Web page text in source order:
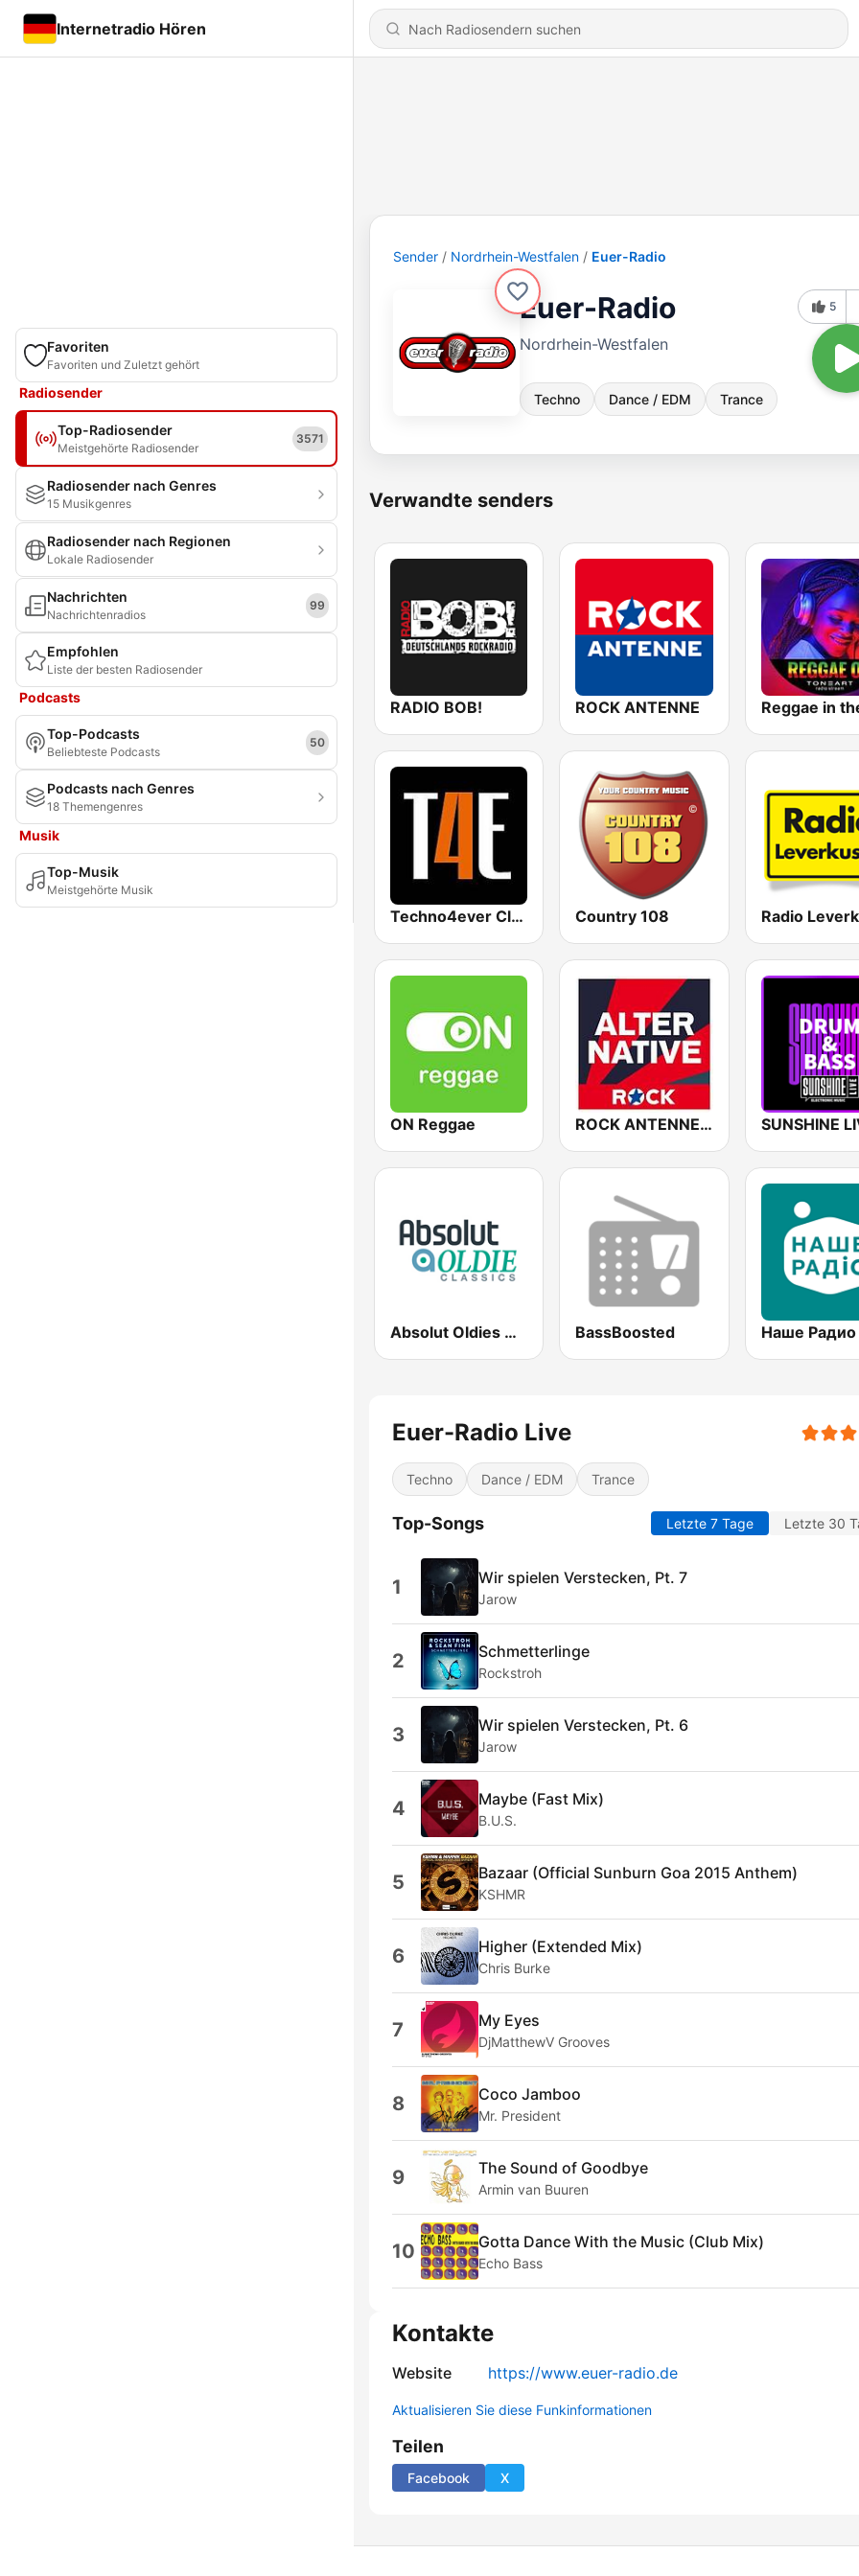
Internetradio Hören
Favoriten
Favoriten und Zuletzt gehört
Radiosender
Top-Radiosender
Meistgehörte Radiosender
3571
Radiosender nach Genres
15 Musikgenres
Radiosender nach Regionen
Lokale Radiosender
Nachrichten
Nachrichtenradios
99
Empfohlen
Liste der besten Radiosender
Podcasts
Top-Podcasts
Beliebteste Podcasts
50
Podcasts nach Genres
18 Themengenres
Musik
Top-Musik
Meistgehörte Musik
Sender Nordrhein-Westfalen Euer-Radio
Euer-Radio
Nordrhein-Westfalen
Techno Dance / EDM Trance
5
Verwandte senders
RADIO BOB! ROCK ANTENNE Reggae in
Techno4ever Club Country 108 Radio
ON Reggae ROCK ANTENNE Alternative
Absolut Oldies Classics BassBoosted
Euer-Radio Live
Techno Dance / EDM Trance
Top-Songs Letzte 7 Tage Letzte 30
1 Wir spielen Verstecken, Pt. 7
Jarow
2 Schmetterlinge
Rockstroh
3 Wir spielen Verstecken, Pt. 6
Jarow
4 Maybe (Fast Mix)
B.U.S.
5 Bazaar (Official Sunburn Goa 2015 Anthem)
KSHMR
6 Higher (Extended Mix)
Chris Burke
7 My Eyes
DjMatthewV Grooves
8 Coco Jamboo
Mr. President
9 The Sound of Goodbye
Armin van Buuren
10 Gotta Dance With the Music (Club Mix)
Echo Bass
Kontakte
Website https://www.euer-radio.de
Aktualisieren Sie diese Funkinformationen
Teilen
Facebook X